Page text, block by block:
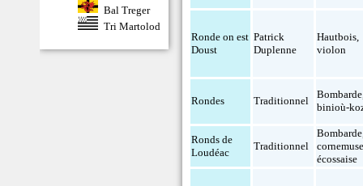
Bal Treger
Tri Martolod
Ronde on est
Doust
Patrick
Duplenne
Hautbois,
violon
Rondes Traditionnel
Bombarde
binioù-
Ronds de
Loudéac
Traditionnel
Bombarde
écossaise